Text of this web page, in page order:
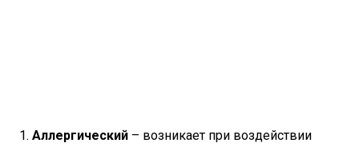
Аллергический – возникает при воздействии